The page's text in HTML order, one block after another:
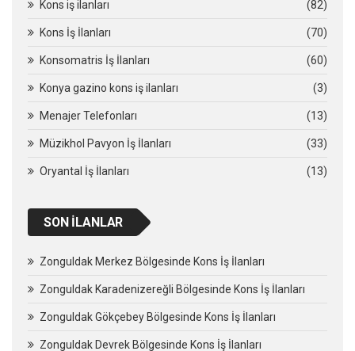
Kons iş ilanları (82)
Kons İş İlanları (70)
Konsomatris İş İlanları (60)
Konya gazino kons iş ilanları (3)
Menajer Telefonları (13)
Müzikhol Pavyon İş İlanları (33)
Oryantal İş İlanları (13)
SON İLANLAR
Zonguldak Merkez Bölgesinde Kons İş İlanları
Zonguldak Karadenizereğli Bölgesinde Kons İş İlanları
Zonguldak Gökçebey Bölgesinde Kons İş İlanları
Zonguldak Devrek Bölgesinde Kons İş İlanları